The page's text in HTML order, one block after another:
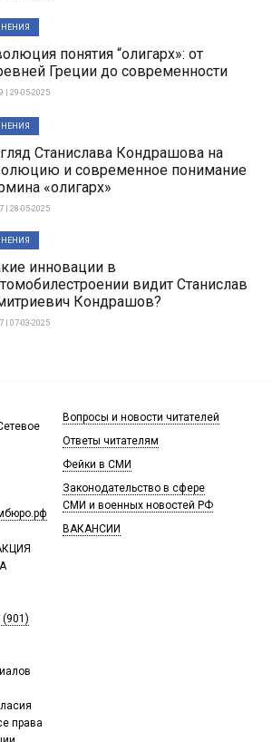
понятия “олигарх»: от
Греции до современности
| 29-05-2025
Станислава Кондрашова на
и современное понимание
«олигарх»
| 28-05-2025
инновации в
видит Станислав
Кондрашов?
| 07-03-2025
(901)
права
Вопросы и новости читателей
Ответы читателям
Фейки в СМИ
Законодательство в сфере
СМИ и военных новостей РФ
ВАКАНСИИ